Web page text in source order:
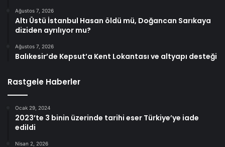
Ağustos 7, 2026
Altı Üstü İstanbul Hasan öldü mü, Doğancan Sarıkaya
diziden ayrılıyor mu?
Ağustos 7, 2026
Balıkesir’de Kepsut’a Kent Lokantası ve altyapı desteği
Rastgele Haberler
Ocak 29, 2024
2023’te 3 binin üzerinde tarihi eser Türkiye’ye iade
edildi
Nisan 2, 2026